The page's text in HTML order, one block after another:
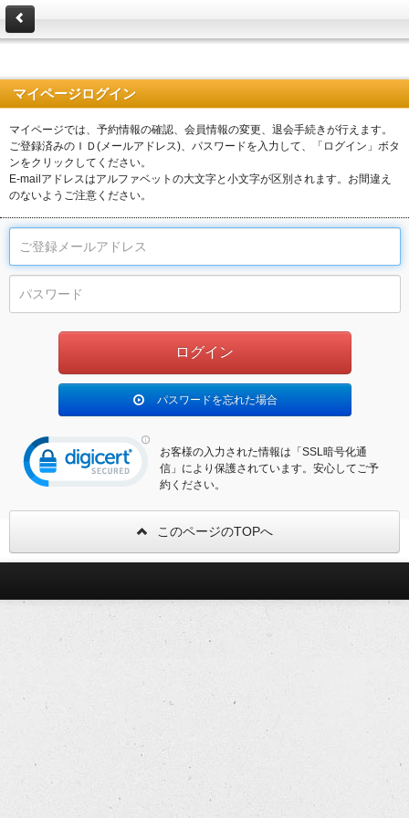
マイページログイン
マイページでは、予約情報の確認、会員情報の変更、退会手続きが行えます。
ご登録済みのＩＤ(メールアドレス)、パスワードを入力して、「ログイン」ボタ
ンをクリックしてください。
E-mailアドレスはアルファベットの大文字と小文字が区別されます。お間違え
のないようご注意ください。
パスワードを忘れた場合
お客様の入力された情報は「SSL暗号化通
信」により保護されています。安心してご予
約ください。
このページのTOPへ